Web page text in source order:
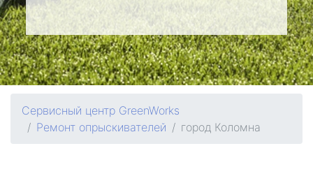
Сервисный центр GreenWorks
Ремонт опрыскивателей
город Коломна